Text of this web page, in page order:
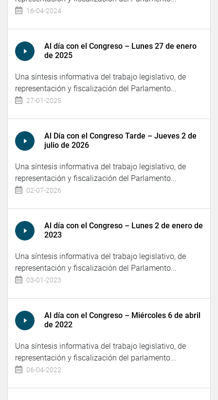
16-04-2024
Al día con el Congreso – Lunes 27 de enero
de 2025
Una síntesis informativa del trabajo legislativo, de
representación y fiscalización del Parlamento...
27-01-2025
Al Día con el Congreso Tarde – Jueves 2 de
julio de 2026
Una síntesis informativa del trabajo legislativo, de
representación y fiscalización del Parlamento...
02-07-2026
Al día con el Congreso – Lunes 2 de enero de
2023
Una síntesis informativa del trabajo legislativo, de
representación y fiscalización del Parlamento...
03-01-2023
Al día con el Congreso – Miércoles 6 de abril
de 2022
Una síntesis informativa del trabajo legislativo, de
representación y fiscalización del parlamento...
06-04-2022